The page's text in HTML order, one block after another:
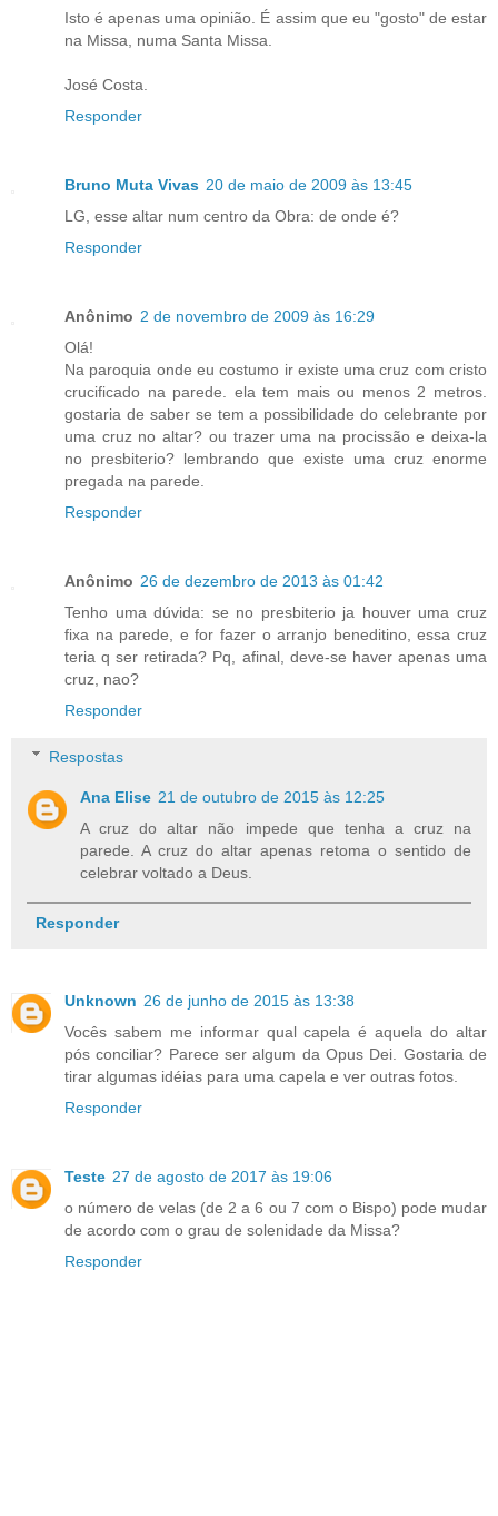
Isto é apenas uma opinião. É assim que eu "gosto" de estar
na Missa, numa Santa Missa.
José Costa.
Responder
Bruno Muta Vivas 20 de maio de 2009 às 13:45
LG, esse altar num centro da Obra: de onde é?
Responder
Anônimo 2 de novembro de 2009 às 16:29
Olá!
Na paroquia onde eu costumo ir existe uma cruz com cristo
crucificado na parede. ela tem mais ou menos 2 metros.
gostaria de saber se tem a possibilidade do celebrante por
uma cruz no altar? ou trazer uma na procissão e deixa-la
no presbiterio? lembrando que existe uma cruz enorme
pregada na parede.
Responder
Anônimo 26 de dezembro de 2013 às 01:42
Tenho uma dúvida: se no presbiterio ja houver uma cruz
fixa na parede, e for fazer o arranjo beneditino, essa cruz
teria q ser retirada? Pq, afinal, deve-se haver apenas uma
cruz, nao?
Responder
Respostas
Ana Elise 21 de outubro de 2015 às 12:25
A cruz do altar não impede que tenha a cruz na
parede. A cruz do altar apenas retoma o sentido de
celebrar voltado a Deus.
Responder
Unknown 26 de junho de 2015 às 13:38
Vocês sabem me informar qual capela é aquela do altar
pós conciliar? Parece ser algum da Opus Dei. Gostaria de
tirar algumas idéias para uma capela e ver outras fotos.
Responder
Teste 27 de agosto de 2017 às 19:06
o número de velas (de 2 a 6 ou 7 com o Bispo) pode mudar
de acordo com o grau de solenidade da Missa?
Responder